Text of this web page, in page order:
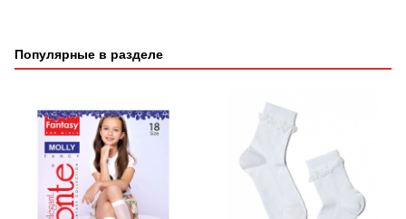
Популярные в разделе